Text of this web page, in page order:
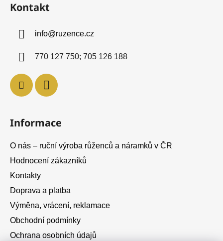
Kontakt
info@ruzence.cz
770 127 750; 705 126 188
Informace
O nás – ruční výroba růženců a náramků v ČR
Hodnocení zákazníků
Kontakty
Doprava a platba
Výměna, vrácení, reklamace
Obchodní podmínky
Ochrana osobních údajů